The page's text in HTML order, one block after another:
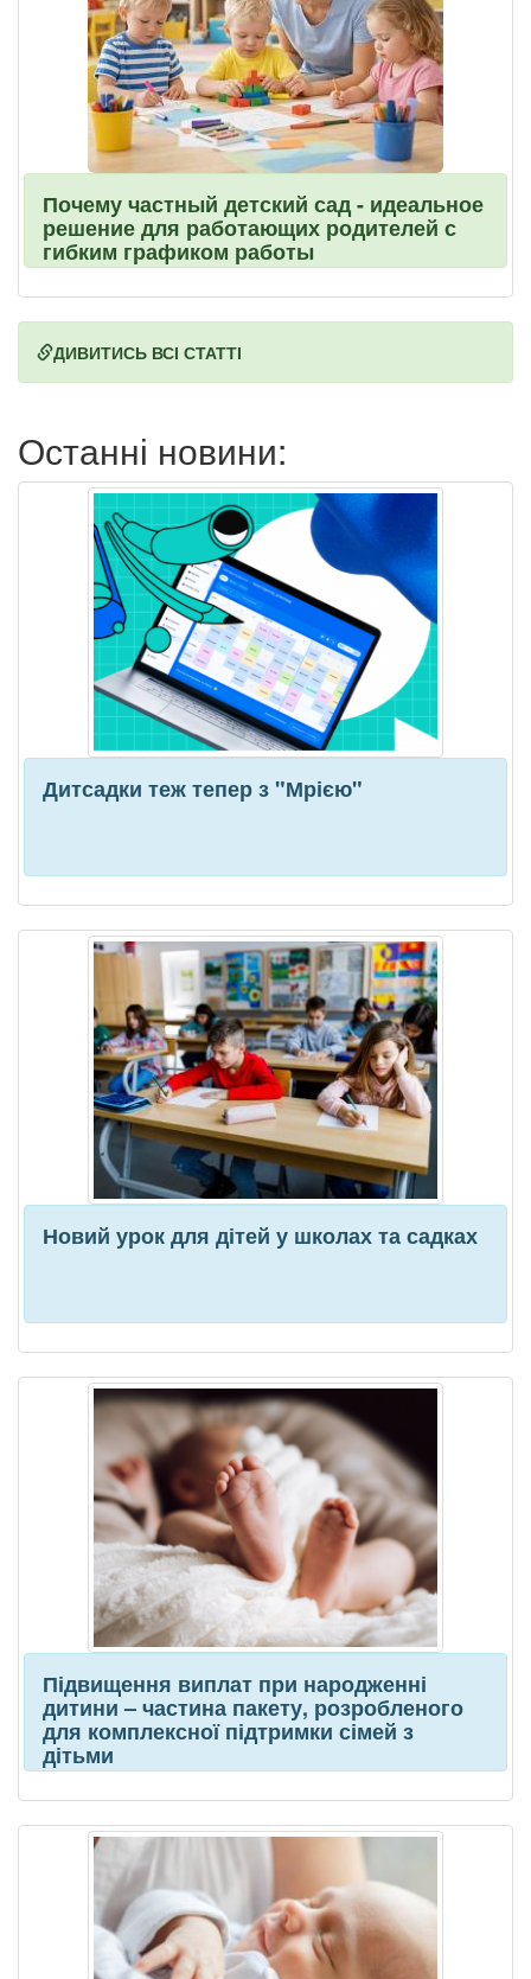
Почему частный детский сад - идеальное
решение для работающих родителей с
гибким графиком работы
ДИВИТИСЬ ВСІ СТАТТІ
Останні новини:
Дитсадки теж тепер з "Мрією"
Новий урок для дітей у школах та садках
Підвищення виплат при народженні
дитини – частина пакету, розробленого
для комплексної підтримки сімей з
дітьми